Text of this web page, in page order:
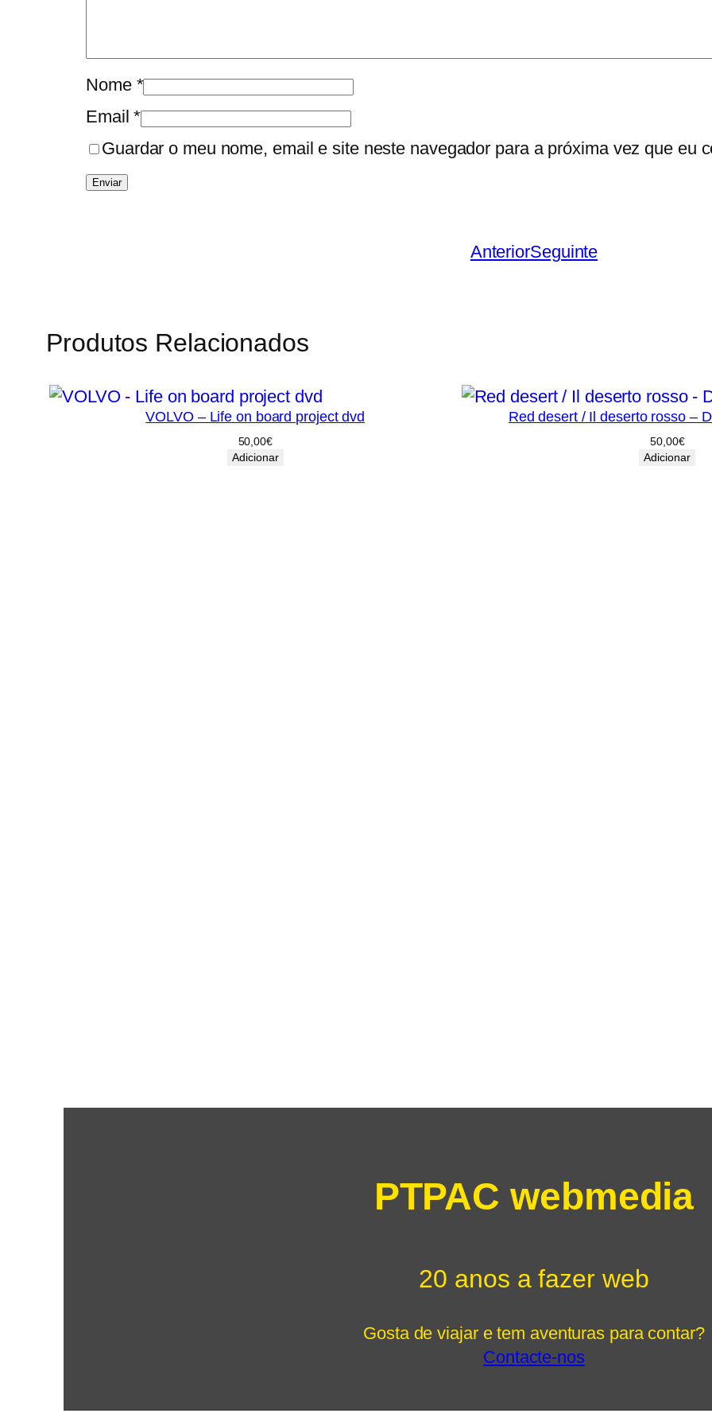
o
Nome *
Email*
Guardar o meu nome, email e site neste navegador para a próxima vez que eu
AnteriorSeguinte
Produtos Relacionados
VOLVO – Life on board project dvd
50,00€
Adicionar
Red desert / Il deserto rosso –
50,00€
Adicionar
PTPAC webmedia
20 anos a fazer web
Gosta de viajar e tem aventuras para contar?
Contacte-nos